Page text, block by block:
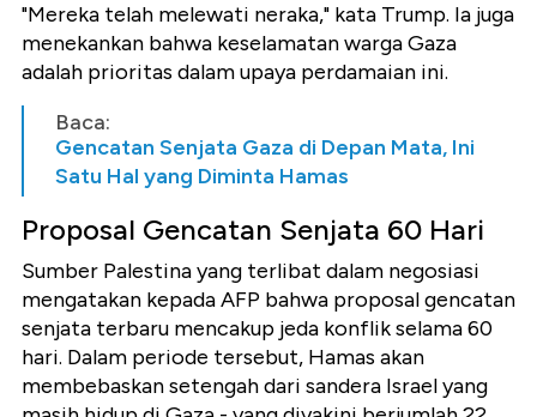
"Mereka telah melewati neraka," kata Trump. Ia juga
menekankan bahwa keselamatan warga Gaza
adalah prioritas dalam upaya perdamaian ini.
Baca:
Gencatan Senjata Gaza di Depan Mata, Ini
Satu Hal yang Diminta Hamas
Proposal Gencatan Senjata 60 Hari
Sumber Palestina yang terlibat dalam negosiasi
mengatakan kepada AFP bahwa proposal gencatan
senjata terbaru mencakup jeda konflik selama 60
hari. Dalam periode tersebut, Hamas akan
membebaskan setengah dari sandera Israel yang